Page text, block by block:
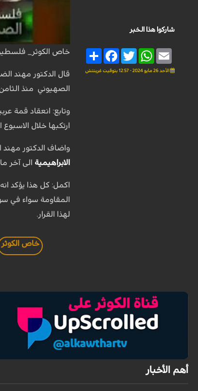
شاركوا هذا الخبر
Share
FacebookTwitter
WhatsAppEmail
الأحد 26 مايو 2024 - 12:57 بتوقيت غرينتش
خاص الكوثر_
قال الدكتور مهند
الصهيوني منذ
وتابع: انعقاد قمة
ارتكبها خلال
واضاف الدكتور
الابراهيمية الى آخر
اكمل: كل هذا يؤكد
المقاومة سواء في
لهذا القرار.
خاص الكوثر
أهم الأخبار